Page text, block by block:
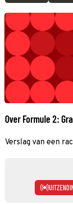
Over Formule 2:
Verslag van een